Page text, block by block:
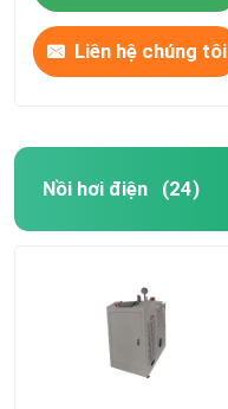
Liên hệ chúng tôi
Nồi hơi điện (24)